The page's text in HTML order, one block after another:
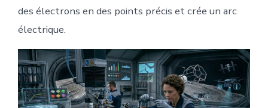
des électrons en des points précis et crée un arc
électrique.